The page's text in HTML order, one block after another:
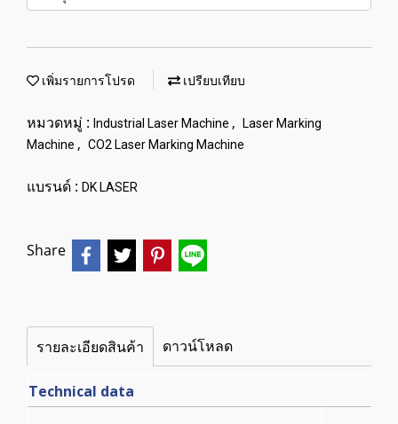
เพิ่มรายการโปรด เปรียบเทียบ
หมวดหมู่ : Industrial Laser Machine ,
Laser Marking
Machine , CO2 Laser Marking Machine
แบรนด์ : DK LASER
Share
รายละเอียดสินค้า ดาวน์โหลด
Technical data